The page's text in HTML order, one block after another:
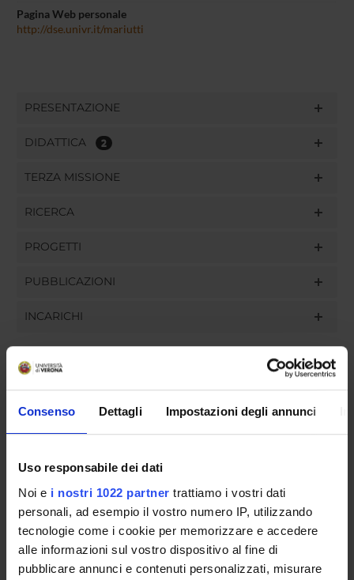
Consenso Dettagli Impostazioni degli annunci
Uso responsabile dei dati
Noi e i nostri 1022 partner trattiamo i vostri dati
personali, ad esempio il vostro numero IP, utilizzando
tecnologie come i cookie per memorizzare e accedere
alle informazioni sul vostro dispositivo al fine di
pubblicare annunci e contenuti personalizzati, misurare
Pagina Web personale
http://dse.univr.it/mariutti
PRESENTAZIONE
DIDATTICA 2
TERZA MISSIONE
RICERCA
PROGETTI
PUBBLICAZIONI
INCARICHI
GOVERNANCE
COMMISSIONI
UFFICI E STRUTTURE DI SERVIZIO
SERVIZI DI SEGRETERIA STUDENTI